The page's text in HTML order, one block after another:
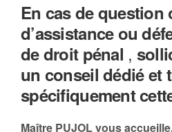
En cas de question
d’assistance ou
de droit pénal ,
un conseil dédié et
spécifiquement
Maître PUJOL vous